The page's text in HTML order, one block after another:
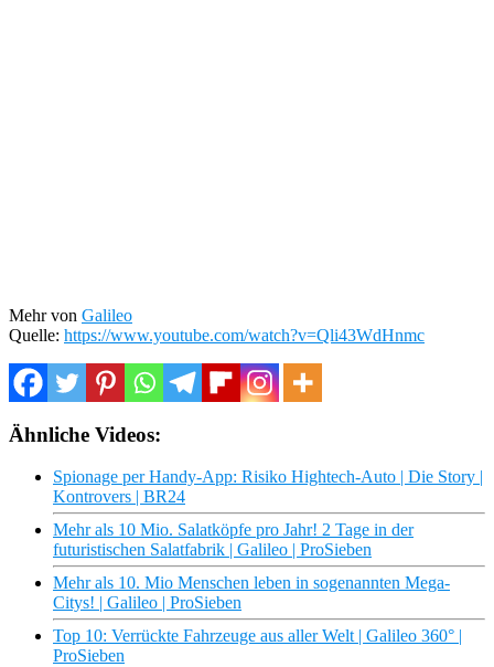
Mehr von Galileo
Quelle: https://www.youtube.com/watch?v=Qli43WdHnmc
Ähnliche Videos:
Spionage per Handy-App: Risiko Hightech-Auto | Die Story |
Kontrovers | BR24
Mehr als 10 Mio. Salatköpfe pro Jahr! 2 Tage in der
futuristischen Salatfabrik | Galileo | ProSieben
Mehr als 10. Mio Menschen leben in sogenannten Mega-
Citys! | Galileo | ProSieben
Top 10: Verrückte Fahrzeuge aus aller Welt | Galileo 360° |
ProSieben